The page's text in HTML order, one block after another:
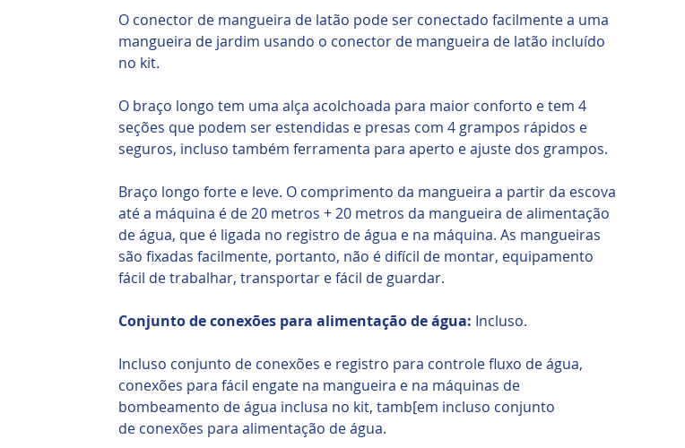
O conector de mangueira de latão pode ser conectado facilmente a uma
mangueira de jardim usando o conector de mangueira de latão incluído
no kit.
O braço longo tem uma alça acolchoada para maior conforto e tem 4
seções que podem ser estendidas e presas com 4 grampos rápidos e
seguros, incluso também ferramenta para aperto e ajuste dos grampos.
Braço longo forte e leve. O comprimento da mangueira a partir da escova
até a máquina é de 20 metros + 20 metros da mangueira de alimentação
de água, que é ligada no registro de água e na máquina. As mangueiras
são fixadas facilmente, portanto, não é difícil de montar, equipamento
fácil de trabalhar, transportar e fácil de guardar.
Conjunto de conexões para alimentação de água: Incluso.
Incluso conjunto de conexões e registro para controle fluxo de água,
conexões para fácil engate na mangueira e na máquinas de
bombeamento de água inclusa no kit, tamb[em incluso conjunto
de conexões para alimentação de água.